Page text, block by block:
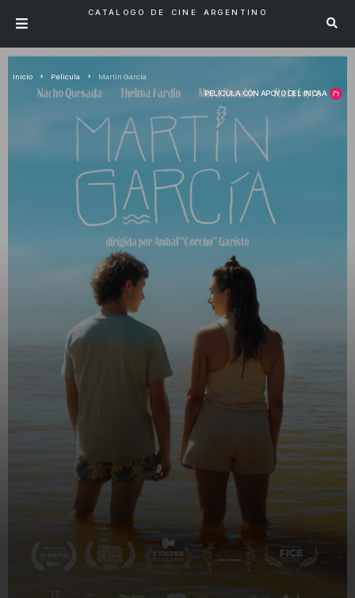
CATÁLOGO DE CINE ARGENTINO
PELÍCULA CON APOYO DEL INCAA
Inicio Pelicula Martín García